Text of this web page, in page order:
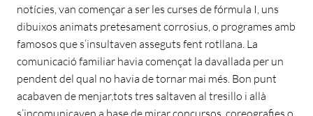
notícies, van començar a ser les curses de fórmula I, uns
dibuixos animats pretesament corrosius, o programes amb
famosos que s’insultaven asseguts fent rotllana. La
comunicació familiar havia començat la davallada per un
pendent del qual no havia de tornar mai més. Bon punt
acabaven de menjar,tots tres saltaven al tresillo i allà